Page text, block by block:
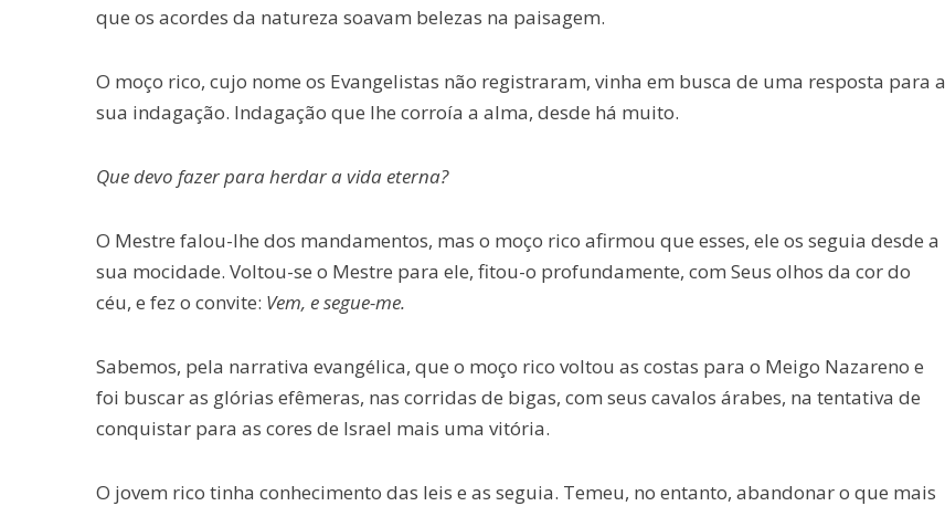
que os acordes da natureza soavam belezas na paisagem.
O moço rico, cujo nome os Evangelistas não registraram, vinha em busca de uma resposta para a
sua indagação. Indagação que lhe corroía a alma, desde há muito.
Que devo fazer para herdar a vida eterna?
O Mestre falou-lhe dos mandamentos, mas o moço rico afirmou que esses, ele os seguia desde a
sua mocidade. Voltou-se o Mestre para ele, fitou-o profundamente, com Seus olhos da cor do
céu, e fez o convite: Vem, e segue-me.
Sabemos, pela narrativa evangélica, que o moço rico voltou as costas para o Meigo Nazareno e
foi buscar as glórias efêmeras, nas corridas de bigas, com seus cavalos árabes, na tentativa de
conquistar para as cores de Israel mais uma vitória.
O jovem rico tinha conhecimento das leis e as seguia. Temeu, no entanto, abandonar o que mais